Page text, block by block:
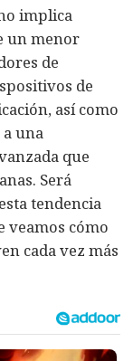
implica
un menor
de
de
así como
una
que
Será
tendencia
veamos cómo
cada vez más